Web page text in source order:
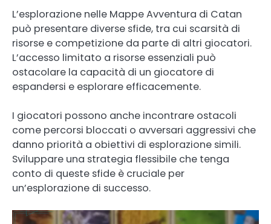
L’esplorazione nelle Mappe Avventura di Catan
può presentare diverse sfide, tra cui scarsità di
risorse e competizione da parte di altri giocatori.
L’accesso limitato a risorse essenziali può
ostacolare la capacità di un giocatore di
espandersi e esplorare efficacemente.
I giocatori possono anche incontrare ostacoli
come percorsi bloccati o avversari aggressivi che
danno priorità a obiettivi di esplorazione simili.
Sviluppare una strategia flessibile che tenga
conto di queste sfide è cruciale per
un’esplorazione di successo.